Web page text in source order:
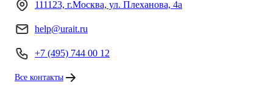
111123, г.Москва, ул. Плеханова, 4а
help@urait.ru
+7 (495) 744 00 12
Все контакты